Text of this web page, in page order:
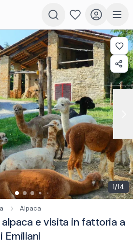
1/14
Alpaca
alpaca e visita in fattoria a
Emiliani